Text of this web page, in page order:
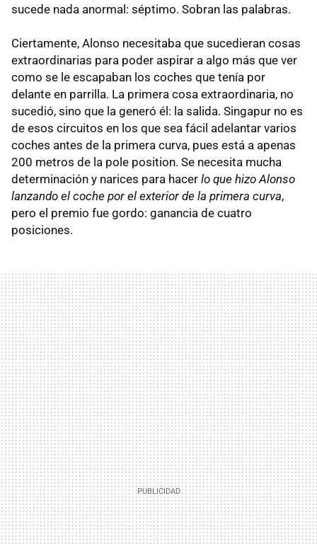
sucede nada anormal: séptimo. Sobran las palabras.
Ciertamente, Alonso necesitaba que sucedieran cosas
extraordinarias para poder aspirar a algo más que ver
como se le escapaban los coches que tenía por
delante en parrilla. La primera cosa extraordinaria, no
sucedió, sino que la generó él: la salida. Singapur no es
de esos circuitos en los que sea fácil adelantar varios
coches antes de la primera curva, pues está a apenas
200 metros de la pole position. Se necesita mucha
determinación y narices para hacer lo que hizo Alonso
lanzando el coche por el exterior de la primera curva,
pero el premio fue gordo: ganancia de cuatro
posiciones.